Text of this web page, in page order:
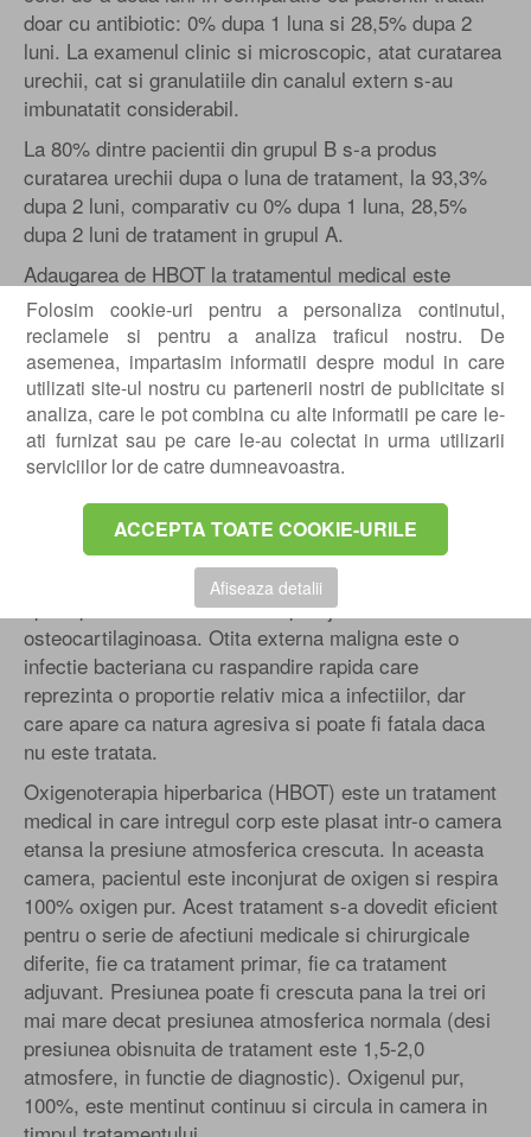
Folosim cookie-uri pentru a personaliza continutul,
reclamele si pentru a analiza traficul nostru. De
asemenea, impartasim informatii despre modul in care
utilizati site-ul nostru cu partenerii nostri de publicitate si
analiza, care le pot combina cu alte informatii pe care le-
ati furnizat sau pe care le-au colectat in urma utilizarii
serviciilor lor de catre dumneavoastra.
ACCEPTA TOATE COOKIE-URILE
Afiseaza detalii
doar cu antibiotic: 0% dupa 1 luna si 28,5% dupa 2
luni. La examenul clinic si microscopic, atat curatarea
urechii, cat si granulatiile din canalul extern s-au
imbunatatit considerabil.
La 80% dintre pacientii din grupul B s-a produs
curatarea urechii dupa o luna de tratament, la 93,3%
dupa 2 luni, comparativ cu 0% dupa 1 luna, 28,5%
dupa 2 luni de tratament in grupul A.
Adaugarea de HBOT la tratamentul medical este
extrem de eficienta si a facilitat imbunatatirea
considerabila a pacientilor.
Introducere
Otita externa maligna este o infectie care afecteaza
canalul auditiv extern si osul temporal. Organismul
cauzal este de obicei Pseudomonas Aeruginosa, iar
cu diabet. Infectia incepe ca o otita externa care
progreseaza spre o osteomielita a osului temporal.
Raspandirea bolii in afara canalului auditiv extern
apare prin fisurile Santorini si prin jonctiunea
osteocartilaginoasa. Otita externa maligna este o
infectie bacteriana cu raspandire rapida care
reprezinta o proportie relativ mica a infectiilor, dar
care apare ca natura agresiva si poate fi fatala daca
nu este tratata.
Oxigenoterapia hiperbarica (HBOT) este un tratament
medical in care intregul corp este plasat intr-o camera
etansa la presiune atmosferica crescuta. In aceasta
camera, pacientul este inconjurat de oxigen si respira
100% oxigen pur. Acest tratament s-a dovedit eficient
pentru o serie de afectiuni medicale si chirurgicale
diferite, fie ca tratament primar, fie ca tratament
adjuvant. Presiunea poate fi crescuta pana la trei ori
mai mare decat presiunea atmosferica normala (desi
presiunea obisnuita de tratament este 1,5-2,0
atmosfere, in functie de diagnostic). Oxigenul pur,
100%, este mentinut continuu si circula in camera in